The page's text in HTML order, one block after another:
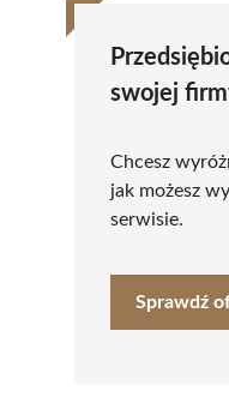
swojej
Chcesz
jak możesz
serwisie.
Sprawdź